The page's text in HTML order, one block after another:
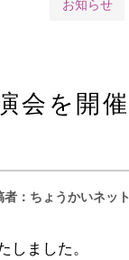
お知らせ
会を開催
：ちょうかいネット
しました。